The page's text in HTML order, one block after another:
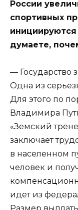
России
спортивных
инициируются
думаете,
— Государство
Одна из
Для этого по
Владимира
«Земский
заключает
в населенном
человек и
идет из